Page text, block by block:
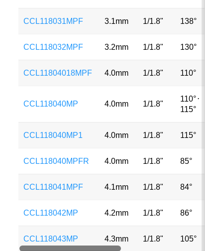
CCL118031MPF 3.1mm 1/1.8" 138°
CCL118032MPF 3.2mm 1/1.8" 130°
CCL11804018MPF 4.0mm 1/1.8" 110°
CCL118040MP 4.0mm 1/1.8"
110°⋅
115°
CCL118040MP1 4.0mm 1/1.8" 115°
CCL118040MPFR 4.0mm 1/1.8" 85°
CCL118041MPF 4.1mm 1/1.8" 84°
CCL118042MP 4.2mm 1/1.8" 86°
CCL118043MP 4.3mm 1/1.8" 105°